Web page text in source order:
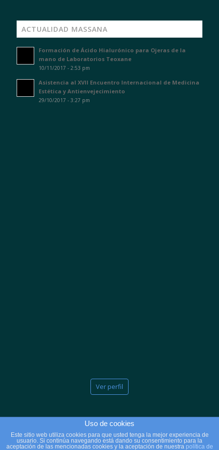
ACTUALIDAD MASSANA
Formación de Ácido Hialurónico para Ojeras de la
mano de Laboratorios Teoxane
10/11/2017 - 2:53 pm
Asistencia al XVII Encuentro Internacional de Medicina
Estética y Antienvejecimiento
29/10/2017 - 3:27 pm
Ver perfil
2025 © Copyright - Clínicas Massana
Uso de cookies
Este sitio web utiliza cookies para que usted tenga la mejor experiencia de
usuario. Si continúa navegando está dando su consentimiento para la
aceptación de las mencionadas cookies y la aceptación de nuestra política de